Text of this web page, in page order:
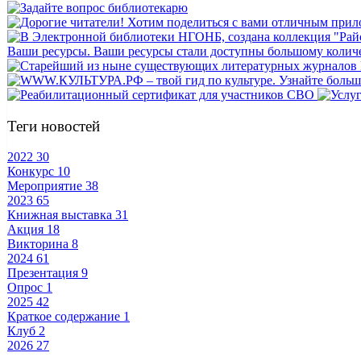
Теги новостей
2022 30
Конкурс 10
Мероприятие 38
2023 65
Книжная выставка 31
Акция 18
Викторина 8
2024 61
Презентация 9
Опрос 1
2025 42
Краткое содержание 1
Клуб 2
2026 27